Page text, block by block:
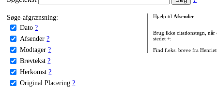
Søge-afgrænsning:
Dato ?
Afsender ?
Modtager ?
Brevtekst ?
Herkomst ?
Original Placering ?
Hjælp til Afsender:
Brug ikke citationstegn, når
stedet +:
Find f.eks. breve fra